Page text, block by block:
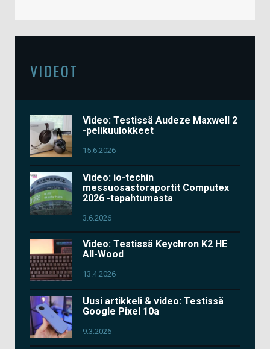
VIDEOT
Video: Testissä Audeze Maxwell 2
-pelikuulokkeet
15.6.2026
Video: io-techin
messuosastoraportit Computex
2026 -tapahtumasta
3.6.2026
Video: Testissä Keychron K2 HE
All-Wood
13.4.2026
Uusi artikkeli & video: Testissä
Google Pixel 10a
9.3.2026